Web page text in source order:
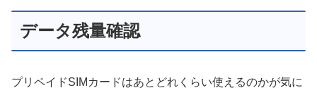
データ残量確認
プリペイドSIMカードはあとどれくらい使えるのかが気に